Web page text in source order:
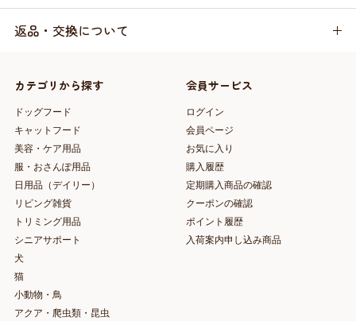
返品・交換について
カテゴリから探す
ドッグフード
キャットフード
美容・ケア用品
服・おさんぽ用品
日用品（デイリー）
リビング雑貨
トリミング用品
シニアサポート
犬
猫
小動物・鳥
アクア・爬虫類・昆虫
会員サービス
ログイン
会員ページ
お気に入り
購入履歴
定期購入商品の確認
クーポンの確認
ポイント履歴
入荷案内申し込み商品